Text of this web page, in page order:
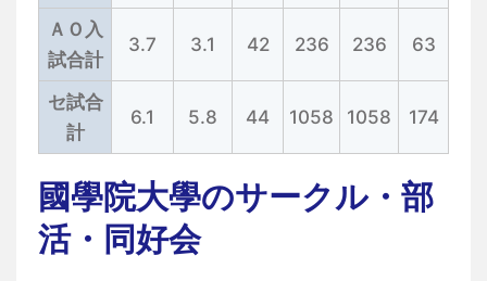
ＡＯ入
試合計
3.7 3.1 42 236 236 63
セ試合
計
6.1 5.8 44 1058 1058 174
國學院大學のサークル・部
活・同好会